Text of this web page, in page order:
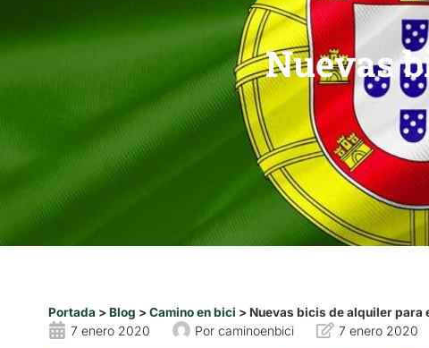
Nuevas
Portada > Blog > Camino en bici > Nuevas bicis de alquiler para
7 enero 2020 Porcaminoenbici 7 enero 2020